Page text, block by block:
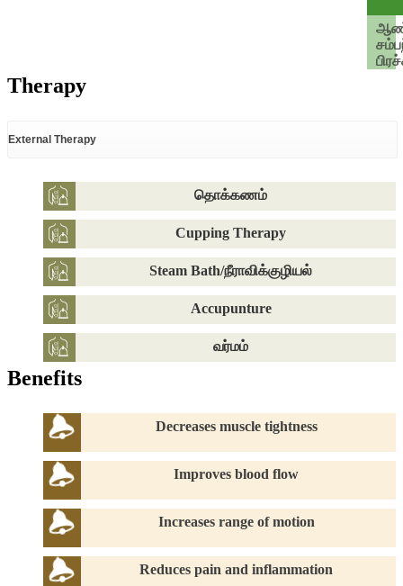
Therapy
External Therapy
தொக்கணம்
Cupping Therapy
Steam Bath/நீராவிக்குழியல்
Accupunture
வர்மம்
Benefits
Decreases muscle tightness
Improves blood flow
Increases range of motion
Reduces pain and inflammation